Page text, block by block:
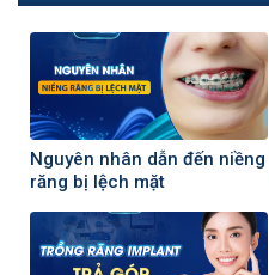
Nguyên nhân dẫn đến niềng
răng bị lệch mặt